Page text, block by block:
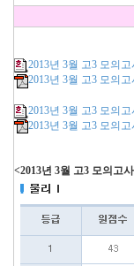
2013년 3월 고3 모의
2013년 3월 고3 모의
2013년 3월 고3 모의
2013년 3월 고3 모의
<2013년 3월 고3 모의고